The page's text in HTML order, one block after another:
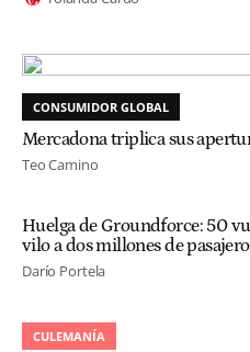
CONSUMIDOR GLOBAL
Mercadona triplica sus
Teo Camino
Huelga de Groundforce: 50
vilo a dos millones de
Darío Portela
CULEMANÍA